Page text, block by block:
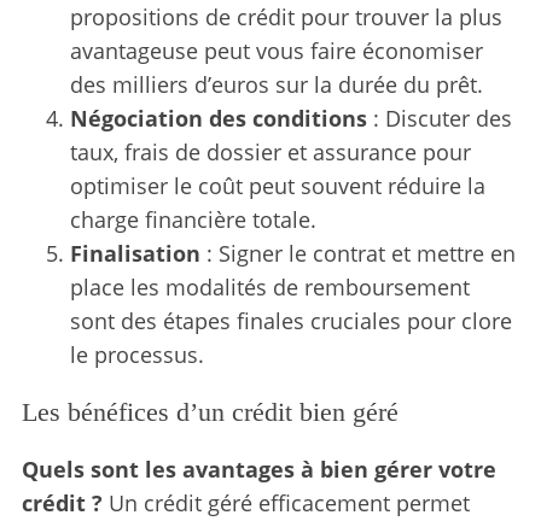
propositions de crédit pour trouver la plus
avantageuse peut vous faire économiser
des milliers d’euros sur la durée du prêt.
Négociation des conditions: Discuter des
taux, frais de dossier et assurance pour
optimiser le coût peut souvent réduire la
charge financière totale.
Finalisation : Signer le contrat et mettre en
place les modalités de remboursement
sont des étapes finales cruciales pour clore
le processus.
Les bénéfices d’un crédit bien géré
Quels sont les avantages à bien gérer votre
crédit ? Un crédit géré efficacement permet
S
e
a
r
h
f
o
r
: